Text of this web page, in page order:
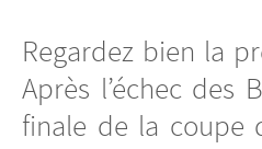
Regardez bien la
Après l’échec des
finale de la coupe